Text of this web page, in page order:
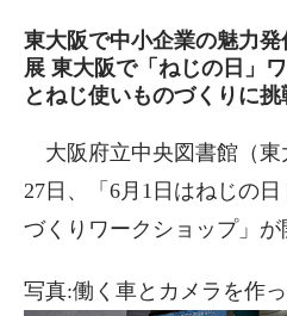
東大阪で中小企業の魅力
展 東大阪で「ねじの日」
とねじ使いものづくりに挑
大阪府立中央図書館（東
27日、「6月1日はねじの
づくりワークショップ」が
写真:働く車とカメラを作